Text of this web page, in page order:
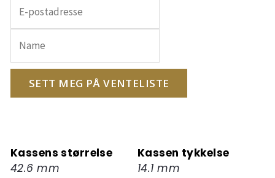
inn
e-
postadressen
din
ventelisten
for
SETT MEG PÅ VENTELISTE
Kassens størrelse
42.6 mm
Kassen tykkelse
14.1 mm